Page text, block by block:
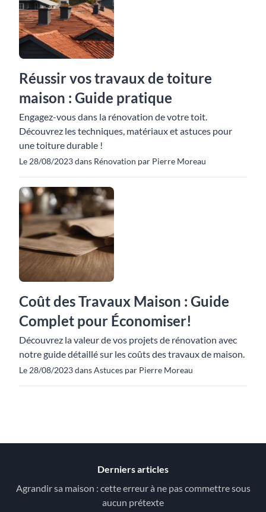
Réussir vos travaux de toiture
maison : Guide pratique
Engagez-vous dans la rénovation de votre toit.
Découvrez les techniques, matériaux et astuces pour
une toiture durable !
Le 28/08/2023 dans Rénovation par Pierre Moreau
Coût des Travaux Maison : Guide
Complet pour Économiser!
Découvrez la valeur de vos projets de rénovation avec
notre guide détaillé sur les coûts des travaux de maison.
Le 28/08/2023 dans Astuces par Pierre Moreau
Derniers articles
Agrandir sa maison : cette erreur à ne pas commettre sous
aucun prétexte